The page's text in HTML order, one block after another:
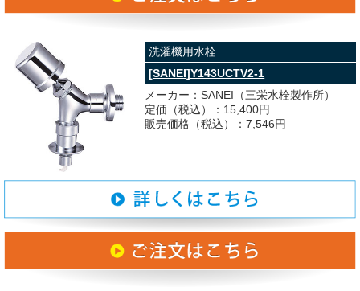
洗濯機用水栓
[SANEI]Y143UCTV2-1
メーカー：SANEI（三栄水栓製作所）
定価（税込）：15,400円
販売価格（税込）：7,546円